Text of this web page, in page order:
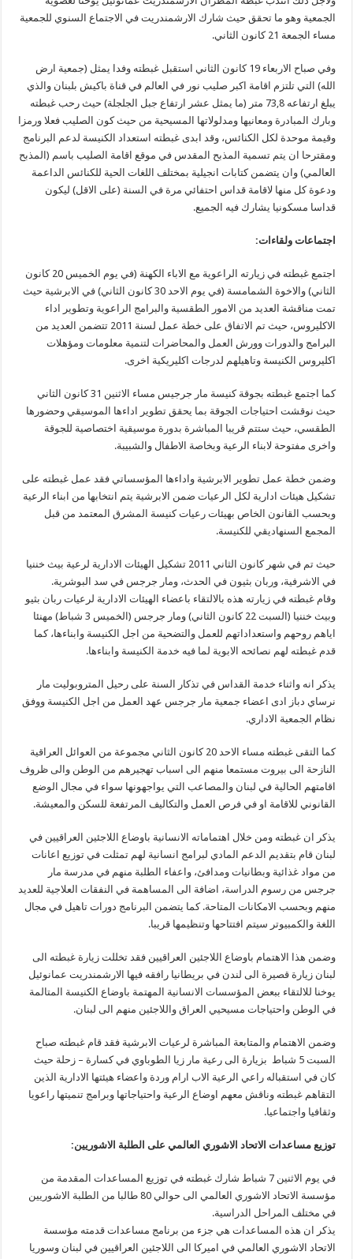
الجمعية وهو ما تحقق حيث شارك الارشمندريت في الاجتماع السنوي للجمعية
مساء الجمعة 21 كانون الثاني.
وفي صباح الاربعاء 19 كانون الثاني استقبل غبطته وفدا يمثل (جمعية ارض
الله) التي تلتزم اقامة اكبر صليب نور في العالم في قناة باكيش بلبنان والذي
يبلغ ارتفاعه 73,8 متر (ما يمثل عشر ارتفاع جبل الجلجلة) حيث رحب غبطته
وبارك المبادرة ومعانيها ومدلولاتها المسيحية من حيث كون الصليب فعلا ورمزا
وقيمة موحدة لكل الكنائس، وقد ابدى غبطته استعداد الكنيسة لدعم البرنامج
ومقترحا ان يتم تسمية المذبح المقدس في موقع اقامة الصليب باسم (المذبح
العالمي) وان يتضمن كتابات انجيلية بمختلف اللغات الحية للكنائس الداعمة
ودعوة كل منها لاقامة قداس احتفائي مرة في السنة (على الاقل) ليكون
قداسا مسكونيا يشارك فيه الجميع.
اجتماعات ولقاءات:
اجتمع غبطته في زيارته الراعوية مع الاباء الكهنة (في يوم الخميس 20 كانون
الثاني) والاخوة الشمامسة (في يوم الاحد 30 كانون الثاني) في الابرشية حيث
تمت مناقشة العديد من الامور الطقسية والبرامج الراعوية وتطوير اداء
الاكليروس، حيث تم الاتفاق على خطة عمل لسنة 2011 تتضمن العديد من
البرامج والدورات وورش العمل والمحاضرات لتنمية معلومات ومؤهلات
اكليروس الكنيسة وتاهيلهم لدرجات اكليريكية اخرى.
كما اجتمع غبطته بجوقة كنيسة مار جرجيس مساء الاثنين 31 كانون الثاني
حيث نوقشت احتياجات الجوقة بما يحقق تطوير اداءها الموسيقي وحضورها
الطقسي، حيث ستتم قريبا المباشرة بدورة موسيقية اختصاصية للجوقة
واخرى مفتوحة لابناء الرعية وبخاصة الاطفال والشبيبة.
وضمن خطة عمل تطوير الابرشية واداءها المؤسساتي فقد عمل غبطته على
تشكيل هيئات ادارية لكل الرعيات ضمن الابرشية يتم انتخابها من ابناء الرعية
وبحسب القانون الخاص بهيئات رعيات كنيسة المشرق المعتمد من قبل
المجمع السنهاديقي للكنيسة.
حيث تم في شهر كانون الثاني 2011 تشكيل الهيئات الادارية لرعية بيث خننيا
في الاشرفية، وربان بثيون في الحدث، ومار جرجس في سد البوشرية.
وقام غبطته في زيارته هذه بالالتقاء باعضاء الهيئات الادارية لرعيات ربان بثيو
وبيث خننيا (السبت 22 كانون الثاني) ومار جرجس (الخميس 3 شباط) مهنئا
اياهم روحهم واستعداداتهم للعمل والتضحية من اجل الكنيسة وابناءها، كما
قدم غبطته لهم نصائحه الابوية لما فيه خدمة الكنيسة وابناءها.
يذكر انه واثناء خدمة القداس في تذكار السنة على رحيل المتروبوليت مار
نرساي دباز ادى اعضاء جمعية مار جرجس عهد العمل من اجل الكنيسة ووفق
نظام الجمعية الاداري.
كما التقى غبطته مساء الاحد 20 كانون الثاني مجموعة من العوائل العراقية
النازحة الى بيروت مستمعا منهم الى اسباب تهجيرهم من الوطن والى ظروف
اقامتهم الحالية في لبنان والمصاعب التي يواجهونها سواء في مجال الوضع
القانوني للاقامة او في فرص العمل والتكاليف المرتفعة للسكن والمعيشة.
يذكر ان غبطته ومن خلال اهتماماته الانسانية باوضاع اللاجئين العراقيين في
لبنان قام بتقديم الدعم المادي لبرامج انسانية لهم تمثلت في توزيع اعانات
من مواد غذائية وبطانيات ومدافئ، واعفاء الطلبة منهم في مدرسة مار
جرجس من رسوم الدراسة، اضافة الى المساهمة في النفقات العلاجية للعديد
منهم وبحسب الامكانات المتاحة. كما يتضمن البرنامج دورات تاهيل في مجال
اللغة والكمبيوتر سيتم افتتاحها وتنظيمها قريبا.
وضمن هذا الاهتمام باوضاع اللاجئين العراقيين فقد تخللت زيارة غبطته الى
لبنان زيارة قصيرة الى لندن في بريطانيا رافقه فيها الارشمندريت عمانوئيل
يوخنا للالتقاء ببعض المؤسسات الانسانية المهتمة باوضاع الكنيسة المتالمة
في الوطن واحتياجات مسيحيي العراق واللاجئين منهم الى لبنان.
وضمن الاهتمام والمتابعة المباشرة لرعيات الابرشية فقد قام غبطته صباح
السبت 5 شباط بزيارة الى رعية مار زيا الطوباوي في كسارة – زحلة حيث
كان في استقباله راعي الرعية الاب ارام وردة واعضاء هيئتها الادارية الذين
التقاهم غبطته وناقش معهم اوضاع الرعية واحتياجاتها وبرامج تنميتها راعويا
وثقافيا واجتماعيا.
توزيع مساعدات الاتحاد الاشوري العالمي على الطلبة الاشوريين:
في يوم الاثنين 7 شباط شارك غبطته في توزيع المساعدات المقدمة من
مؤسسة الاتحاد الاشوري العالمي الى حوالي 80 طالبا من الطلبة الاشوريين
في مختلف المراحل الدراسية.
يذكر ان هذه المساعدات هي جزء من برنامج مساعدات قدمته مؤسسة
الاتحاد الاشوري العالمي في اميركا الى اللاجئين العراقيين في لبنان وسوريا